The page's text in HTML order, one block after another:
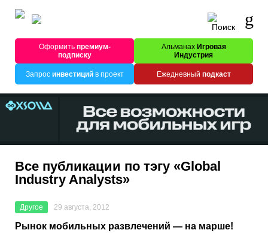
Оформитьпремиум-
подписку
Альманах Игровая
Индустрия
Запрос инвестицийв проект Ежедневный подкаст
Все публикации по тэгу «Global
Industry Analysts»
Другое 29 августа, 2012
Рынок мобильных развлечений — на марше!